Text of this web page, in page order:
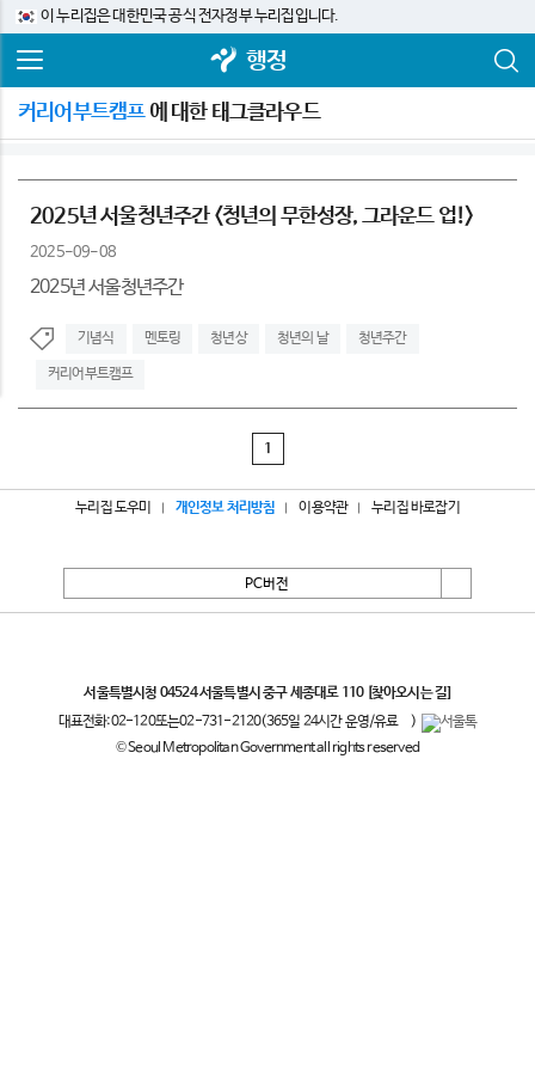
이 누리집은 대한민국 공식 전자정부 누리집입니다.
행정
커리어부트캠프에 대한 태그클라우드
2025년 서울청년주간 <청년의 무한성장, 그라운드 업!>
2025-09-08
2025년 서울청년주간
기념식 멘토링 청년상 청년의 날 청년주간
커리어부트캠프
1
누리집 도우미 개인정보 처리방침 이용약관 누리집 바로잡기
PC버전
서울특별시청 04524 서울특별시 중구 세종대로 110 [찾아오시는 길]
대표전화:02-120또는02-731-2120(365일 24시간 운영/유료
)
© Seoul Metropolitan Government all rights reserved